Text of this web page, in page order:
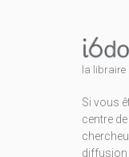
la libraire
Si vous
centre
diffusion